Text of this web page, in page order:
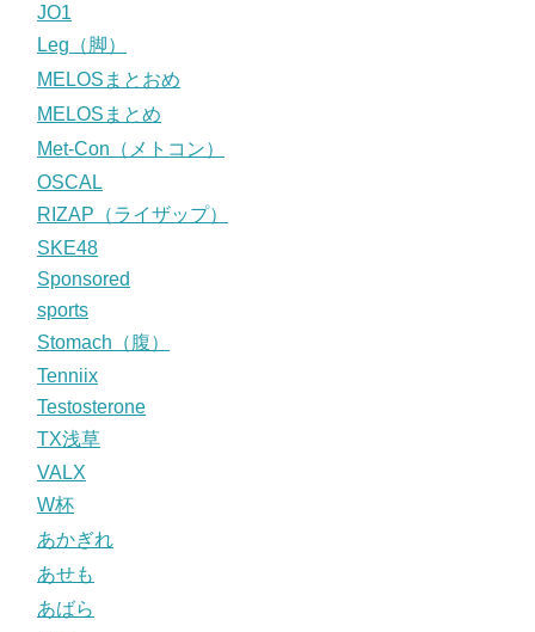
JO1
Leg（脚）
MELOSまとおめ
MELOSまとめ
Met-Con（メトコン）
OSCAL
RIZAP（ライザップ）
SKE48
Sponsored
sports
Stomach（腹）
Tenniix
Testosterone
TX浅草
VALX
W杯
あかぎれ
あせも
あばら